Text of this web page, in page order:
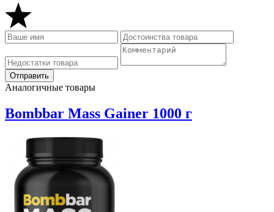
Аналогичные товары
Bombbar Mass Gainer 1000 г